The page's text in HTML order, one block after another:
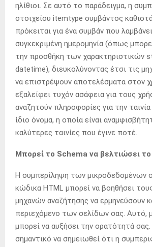
ηλίθιοι. Σε αυτό το παράδειγμα, η
στοιχείου itemtype συμβάντος
πρόκειται για ένα συμβάν που
συγκεκριμένη ημερομηνία (όπως
την προσθήκη των χαρακτηριστικών
datetime), διευκολύνοντας έτσι τις
να επιστρέψουν αποτελέσματα στον
εξαλείφει τυχόν ασάφεια για τους
αναζητούν πληροφορίες για την
ίδιο όνομα, η οποία είναι
καλύτερες ταινίες που έγινε ποτέ.
Μπορεί το Schema να βελτιώσει το
Η συμπερίληψη των μικροδεδομένων
κώδικα HTML μπορεί να βοηθήσει
μηχανών αναζήτησης να ερμηνεύσουν
περιεχόμενο των σελίδων σας. Αυτό,
μπορεί να αυξήσει την ορατότητά
σημαντικό να σημειωθεί ότι η